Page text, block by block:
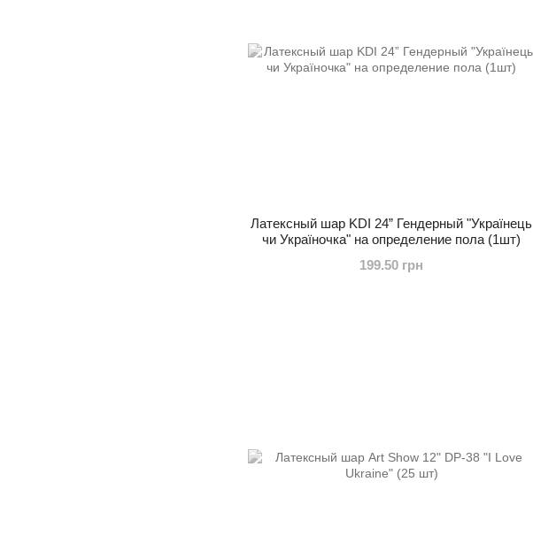
Латексный шар KDI 24” Гендерный "Українець
чи Україночка" на определение пола (1шт)
199.50 грн